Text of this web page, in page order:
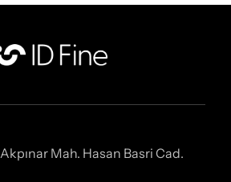
Akpınar Mah. Hasan Basri Cad.